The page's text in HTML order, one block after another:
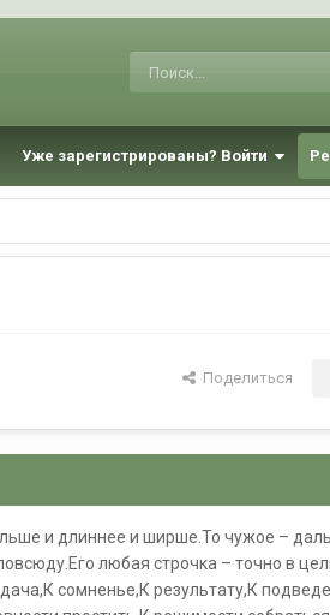
Уже зарегистрированы? Войти
Поделиться
и длиннее и ширше.То чужое –
любая строчка – точно в
сомненье,К результату,К